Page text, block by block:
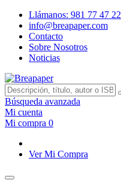
Llámanos: 981 77 47 22
info@breapaper.com
Contacto
Sobre Nosotros
Noticias
Búsqueda avanzada
Mi cuenta
Mi compra 0
Ver Mi Compra